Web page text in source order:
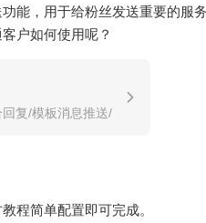
能，用于给粉丝发送重要的服
户如何使用呢？
复/模板消息推送/
程简单配置即可完成。